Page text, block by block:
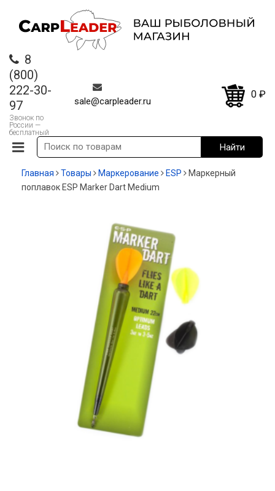
8
(800)
222-30-
97
Звонок по
России —
бесплатный
sale@carpleader.ru
0 ₽
Главная Товары Маркерование ESP
Маркерный
поплавок ESP Marker Dart Medium